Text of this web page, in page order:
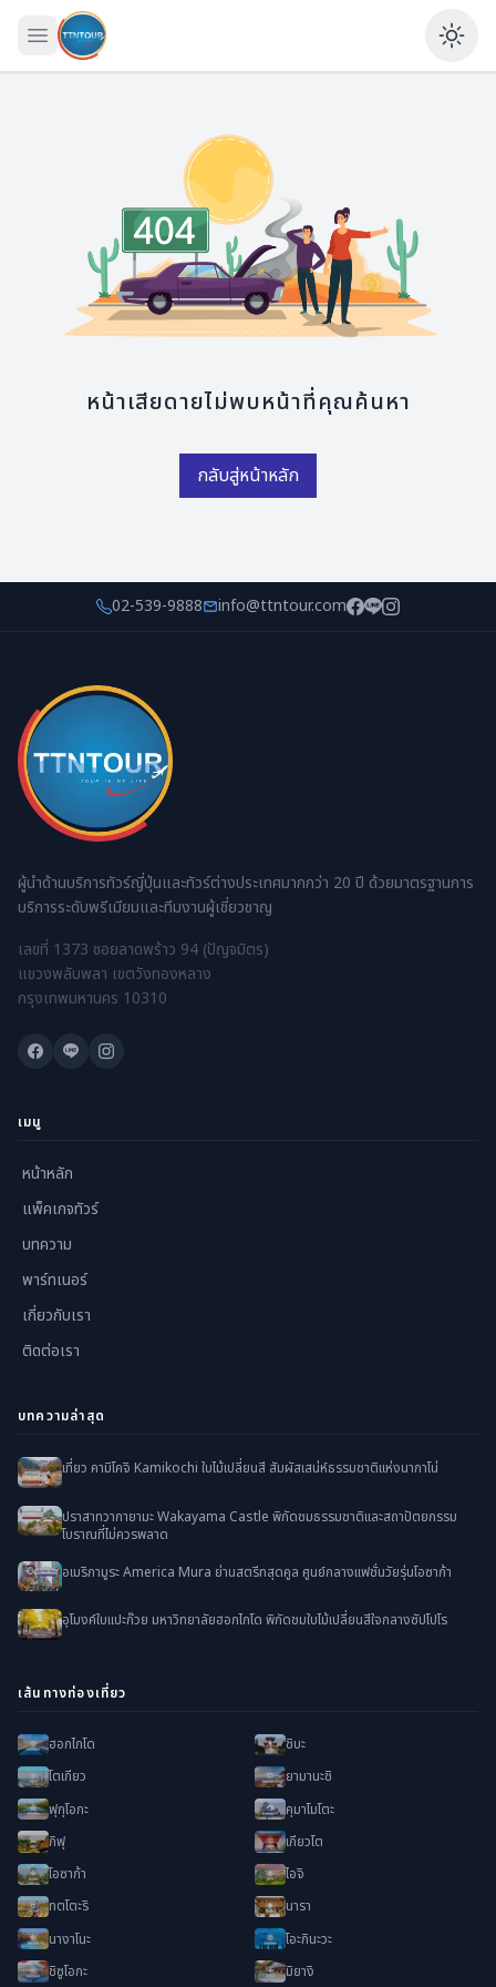
เปิดเมนู
หน้าเสียดายไม่พบหน้าที่คุณค้นหา
กลับสู่หน้าหลัก
02-539-9888 info@ttntour.com
ผู้นำด้านบริการทัวร์ญี่ปุ่นและทัวร์ต่างประเทศมากกว่า 20 ปี ด้วยมาตรฐานการ
บริการระดับพรีเมียมและทีมงานผู้เชี่ยวชาญ
เลขที่ 1373 ซอยลาดพร้าว 94 (ปัญจมิตร)
แขวงพลับพลา เขตวังทองหลาง
กรุงเทพมหานคร 10310
เมนู
หน้าหลัก
แพ็คเกจทัวร์
บทความ
พาร์ทเนอร์
เกี่ยวกับเรา
ติดต่อเรา
บทความล่าสุด
เที่ยว คามิโคจิ Kamikochi ใบไม้เปลี่ยนสี สัมผัสเสน่ห์ธรรมชาติแห่งนากาโน่
ปราสาทวากายามะ Wakayama Castle พิกัดชมธรรมชาติและสถาปัตยกรรม
โบราณที่ไม่ควรพลาด
อเมริกามูระ America Mura ย่านสตรีทสุดคูล ศูนย์กลางแฟชั่นวัยรุ่นโอซาก้า
อุโมงค์ใบแปะก๊วย มหาวิทยาลัยฮอกไกโด พิกัดชมใบไม้เปลี่ยนสีใจกลางซัปโปโร
เส้นทางท่องเที่ยว
ฮอกไกโด
ชิบะ
โตเกียว
ยามานะชิ
ฟุกุโอกะ
คุมาโมโตะ
กิฟุ
เกียวโต
โอซาก้า
ไอจิ
ทตโตะริ
นารา
นางาโนะ
โอะกินะวะ
ชิซูโอกะ
มิยางิ